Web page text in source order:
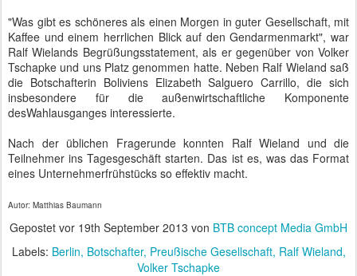
"Was gibt es schöneres als einen Morgen in guter Gesellschaft, mit
Kaffee und einem herrlichen Blick auf den Gendarmenmarkt", war
Ralf Wielands Begrüßungsstatement, als er gegenüber von Volker
Tschapke und uns Platz genommen hatte. Neben Ralf Wieland saß
die Botschafterin Boliviens Elizabeth Salguero Carrillo, die sich
insbesondere für die außenwirtschaftliche Komponente
desWahlausganges interessierte.
Nach der üblichen Fragerunde konnten Ralf Wieland und die
Teilnehmer ins Tagesgeschäft starten. Das ist es, was das Format
eines Unternehmerfrühstücks so effektiv macht.
Autor: Matthias Baumann
Gepostet vor 19th September 2013 von BTB concept Media GmbH
Labels: Berlin Botschafter Preußische Gesellschaft Ralf Wieland
Volker Tschapke